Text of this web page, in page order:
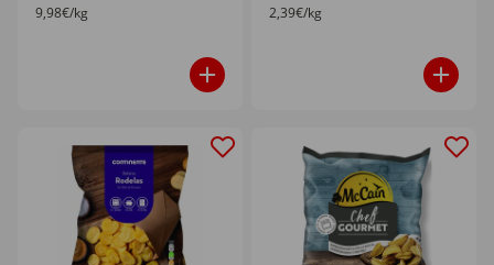
9,98€/kg 2,39€/kg